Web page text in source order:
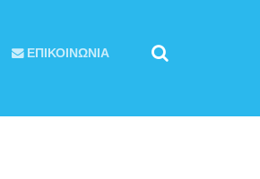
ΕΠΙΚΟΙΝΩΝΙΑ